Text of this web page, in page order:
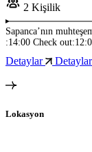
2 Kişilik
Sapanca’nın
:14:00 Check
Detaylar Detaylar
Lokasyon